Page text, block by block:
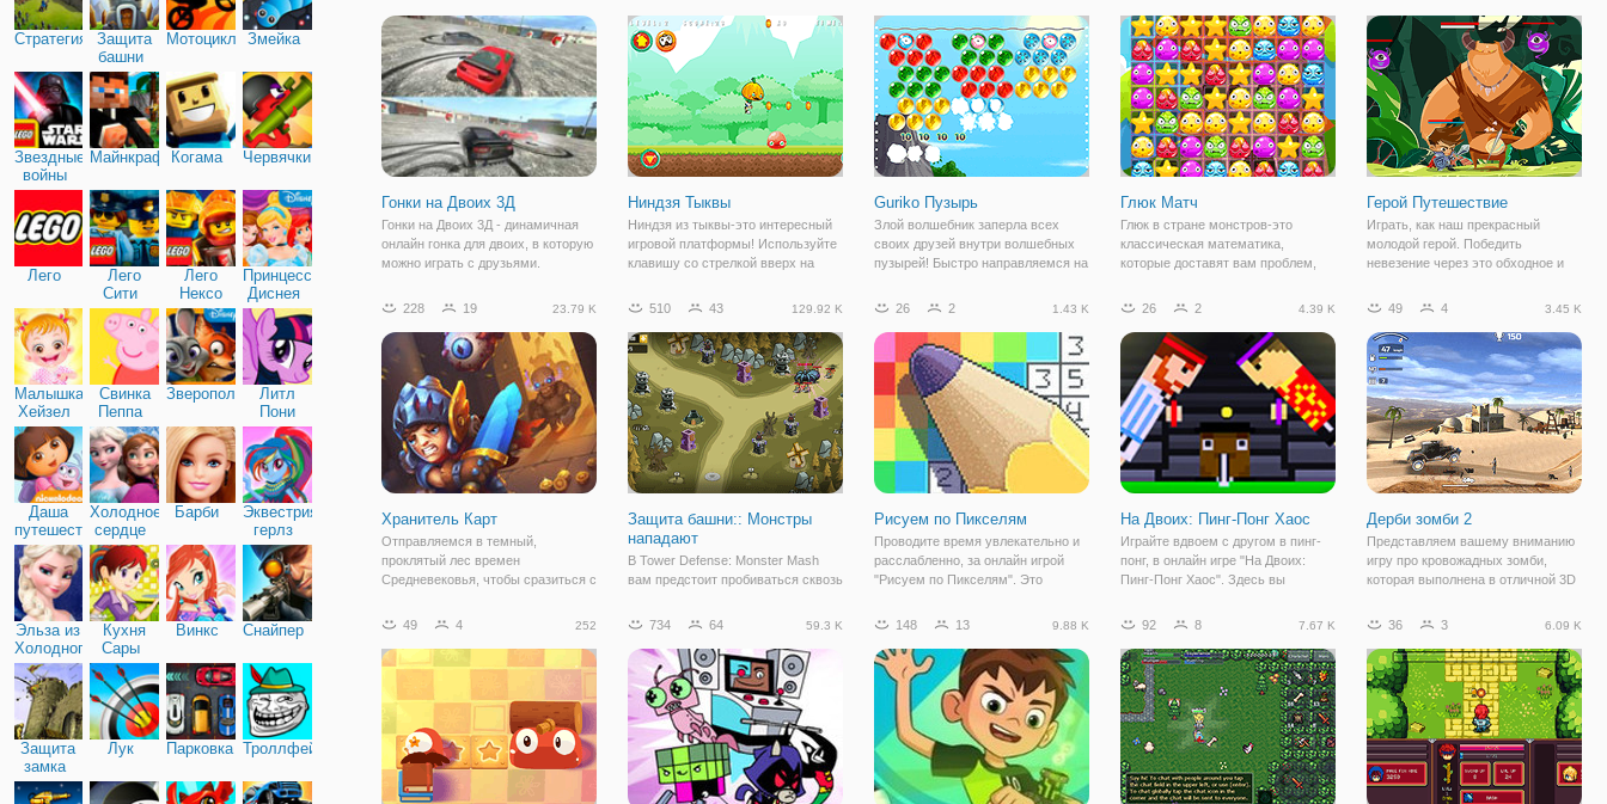
Стратегия
Защита
башни
МотоциклыЗмейка
Звездные
войны
МайнкрафтКогама Червячки
Лего
Лего
Сити
Лего
Нексо
Найтс
Принцессы
Диснея
Малышка
Хейзел
Свинка
Пеппа
Зверополис
Литл
Пони
Дружба
Даша
путешественница
Холодное
сердце
Барби
Эквестрия
герлз
Эльза из
Холодного
сердца
Кухня
Сары
Винкс Снайпер
Защита
замка
Лук Парковка Троллфейс
Слендрина Здесь вы отправитесь
в страшный кошмар, который
хотелось бы никогда не
вдруг произошло ужасное.
Злобные враги Мао Мао похитили
полчищем каменных монстров.
Злое облако Монстрокс оживило
старинных
Хотите узнать, в чем секрет игры?
Тогда
Мейбел отлично туда вписались. И
в бесплатной онлайн игре "Гравити
Фолс:
Гонки на Двоих 3Д
Гонки на Двоих 3Д - динамичная
онлайн гонка для двоих, в которую
можно играть с друзьями.
одиночный или на двоих, затем
переходите к игре. К слову, выбор
авто здесь
Ниндзя Тыквы
Ниндзя из тыквы-это интересный
игровой платформы! Используйте
клавишу со стрелкой вверх на
правой стороне экрана, чтобы
"стрелка вниз" на клавиатуре или
Guriko Пузырь
Злой волшебник заперла всех
своих друзей внутри волшебных
пузырей! Быстро направляемся на
этой очаровательной игре.
Глюк Матч
Глюк в стране монстров-это
классическая математика,
которые доставят вам проблем,
этом приключении вас будет
некоторых помощников, которые
облегчат ваш путь, но все
Герой Путешествие
Играть, как наш прекрасный
молодой герой. Победить
невезение через это обходное и
золото с успешных атак.
бонусов. Сможете ли вы пережить
босс враг? Как далеко
228 19 23.79 K
Хранитель Карт
Отправляемся в темный,
проклятый лес времен
Средневековья, чтобы сразиться с
нем обитают и представляют для
плане геймплея, не такой
510 43 129.92 K
Защита башни:: Монстры
нападают
В Tower Defense: Monster Mash
вам предстоит пробиваться сквозь
уровнях. Размещайте башни в
различные типы атак, постоянно
улучшайте их, чтобы иметь
возможность
26 2 1.43 K
Рисуем по Пикселям
Проводите время увлекательно и
расслабленно, за онлайн игрой
"Рисуем по Пикселям". Это
картинками, среди которых есть и
мифические создания в виде
единорогов, монстры
26 2 4.39 K
На Двоих: Пинг-Понг Хаос
Играйте вдвоем с другом в пинг-
понг, в онлайн игре "На Двоих:
Пинг-Понг Хаос". Здесь вы
пиксельными персонажами с
отметим, что особой ловкостью
они не отличаются, хотя
49 4 3.45 K
Дерби зомби 2
Представляем вашему вниманию
игру про кровожадных зомби,
которая выполнена в отличной 3D
не предлагаете ходить по
монстров, задача оказывается
куда более мягкой,
49 4 252 734 64 59.3 K 148 13 9.88 K 92 8 7.67 K 36 3 6.09 K